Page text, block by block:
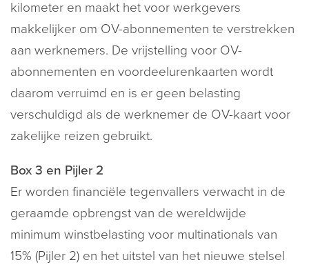
kilometer en maakt het voor werkgevers
makkelijker om OV-abonnementen te verstrekken
aan werknemers. De vrijstelling voor OV-
abonnementen en voordeelurenkaarten wordt
daarom verruimd en is er geen belasting
verschuldigd als de werknemer de OV-kaart voor
zakelijke reizen gebruikt.
Box 3 en Pijler 2
Er worden financiële tegenvallers verwacht in de
geraamde opbrengst van de wereldwijde
minimum winstbelasting voor multinationals van
15% (Pijler 2) en het uitstel van het nieuwe stelsel